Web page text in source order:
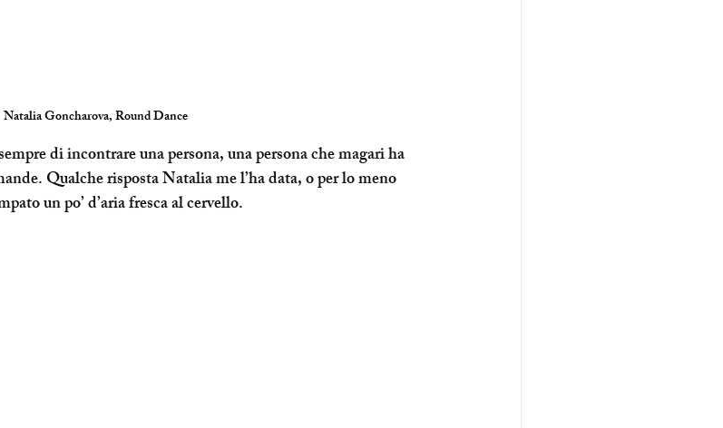
Natalia Goncharova, Round Dance
di incontrare una persona, una persona che magari ha
Qualche risposta Natalia me l’ha data, o per lo meno
un po’ d’aria fresca al cervello.